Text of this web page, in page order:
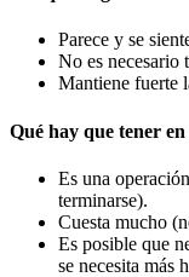
Parece y se
No es necesario
Mantiene fuerte
Qué hay que tener en
Es una
terminarse).
Cuesta mucho
Es posible que
se necesita más